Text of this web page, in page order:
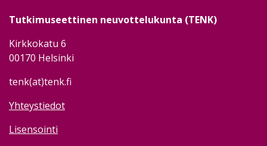
Tutkimuseettinen neuvottelukunta (TENK)
Kirkkokatu 6
00170 Helsinki
tenk(at)tenk.fi
Yhteystiedot
Lisensointi